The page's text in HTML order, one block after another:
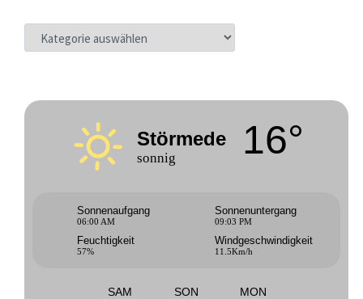
KATEGORIEN
Störmede
sonnig 16°
Sonnenaufgang
06:00 AM
Sonnenuntergang
09:03 PM
Feuchtigkeit
57%
Windgeschwindigkeit
11.5Km/h
SAM SON MON